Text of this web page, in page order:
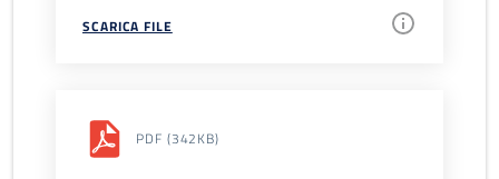
SCARICA FILE
PDF (342KB)